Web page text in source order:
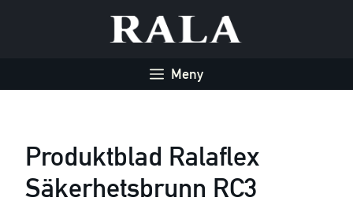
Meny
Produktblad Ralaflex
Säkerhetsbrunn RC3